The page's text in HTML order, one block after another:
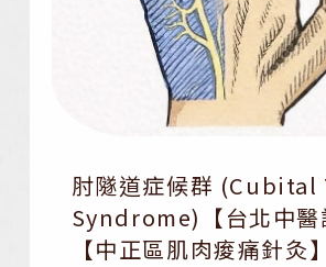
肘隧道症候群
Syndrome)【台北中醫
【中正區肌肉痠痛針灸】